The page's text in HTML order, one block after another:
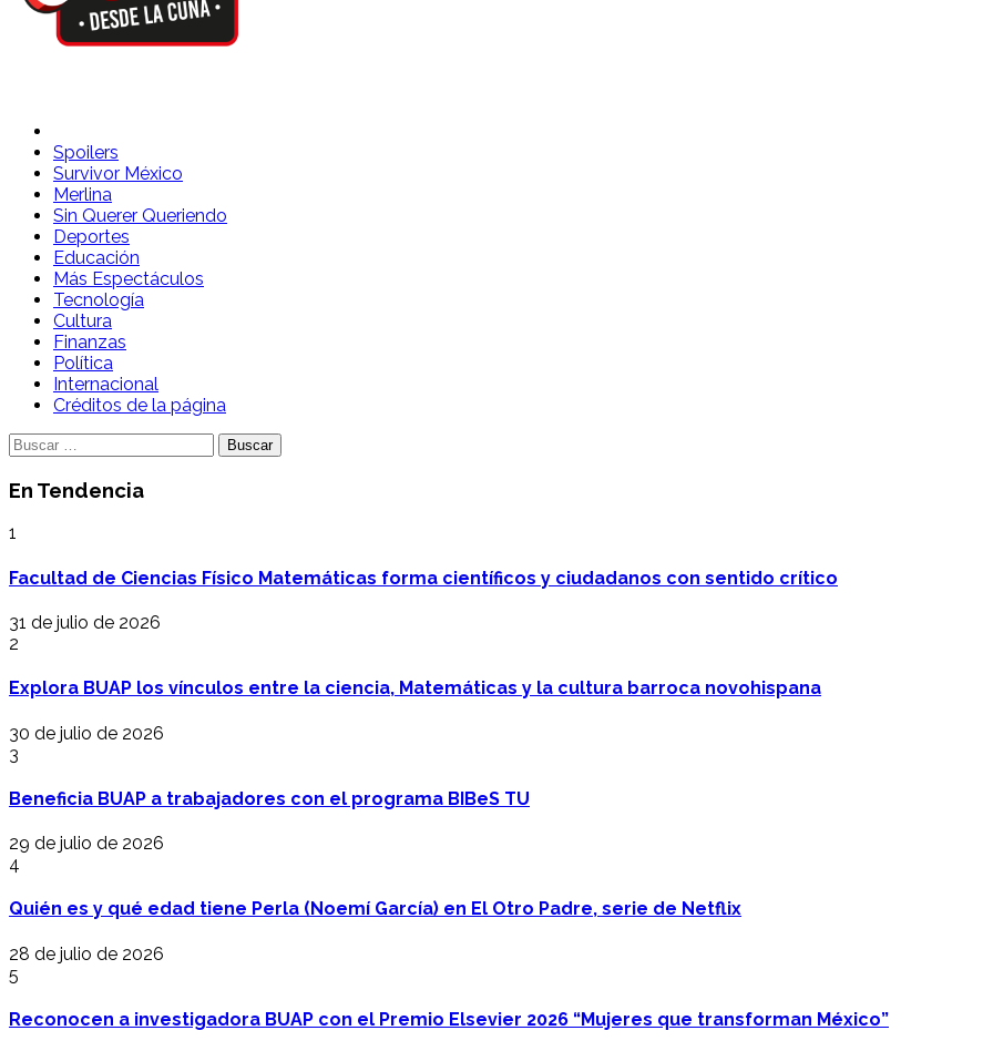
Spoilers Desde la Cuna
Sitio con información sobre series, película, reality shows y telenovelas
Spoilers
Survivor México
Merlina
Sin Querer Queriendo
Deportes
Educación
Más Espectáculos
Tecnología
Cultura
Finanzas
Política
Internacional
Créditos de la página
Buscar:
En Tendencia
1
Facultad de Ciencias Físico Matemáticas forma científicos y ciudadanos con sentido crítico
31 de julio de 2026
2
Explora BUAP los vínculos entre la ciencia, Matemáticas y la cultura barroca novohispana
30 de julio de 2026
3
Beneficia BUAP a trabajadores con el programa BIBeS TU
29 de julio de 2026
4
Quién es y qué edad tiene Perla (Noemí García) en El Otro Padre, serie de Netflix
28 de julio de 2026
5
Reconocen a investigadora BUAP con el Premio Elsevier 2026 “Mujeres que transforman México”